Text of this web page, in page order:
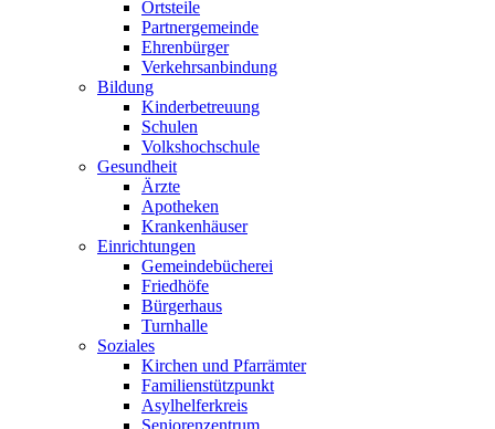
Ortsteile
Partnergemeinde
Ehrenbürger
Verkehrsanbindung
Bildung
Kinderbetreuung
Schulen
Volkshochschule
Gesundheit
Ärzte
Apotheken
Krankenhäuser
Einrichtungen
Gemeindebücherei
Friedhöfe
Bürgerhaus
Turnhalle
Soziales
Kirchen und Pfarrämter
Familienstützpunkt
Asylhelferkreis
Seniorenzentrum